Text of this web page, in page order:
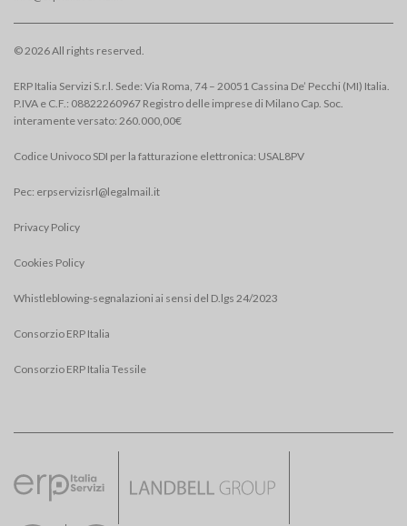
© 2026 All rights reserved.
ERP Italia Servizi S.r.l. Sede: Via Roma, 74 – 20051 Cassina De’ Pecchi (MI) Italia.
P.IVA e C.F.: 08822260967 Registro delle imprese di Milano Cap. Soc.
interamente versato: 260.000,00€
Codice Univoco SDI per la fatturazione elettronica: USAL8PV
Pec: erpservizisrl@legalmail.it
Privacy Policy
Cookies Policy
Whistleblowing-segnalazioni ai sensi del D.lgs 24/2023
Consorzio ERP Italia
Consorzio ERP Italia Tessile